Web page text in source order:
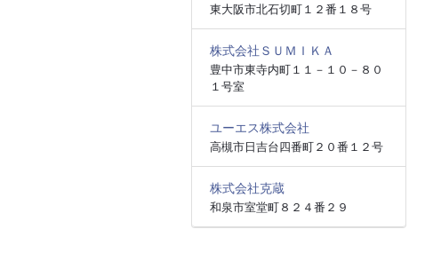
東大阪市北石切町１２番１８号
株式会社ＳＵＭＩＫＡ
豊中市東寺内町１１－１０－８０
１号室
ユーエス株式会社
高槻市日吉台四番町２０番１２号
株式会社克蔵
和泉市室堂町８２４番２９